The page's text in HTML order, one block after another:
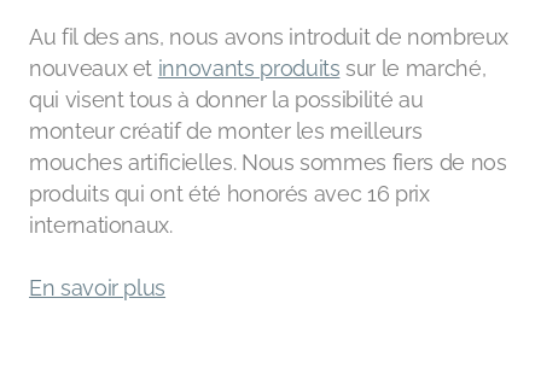
Au fil des ans, nous avons introduit de nombreux
nouveaux et innovants produits sur le marché,
qui visent tous à donner la possibilité au
monteur créatif de monter les meilleurs
mouches artificielles. Nous sommes fiers de nos
produits qui ont été honorés avec 16 prix
internationaux.
En savoir plus